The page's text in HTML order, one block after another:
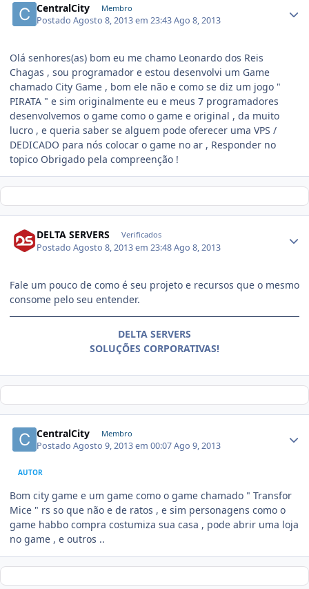
CentralCity Membro
PostadoAgosto 8, 2013 em 23:43Ago 8, 2013
Olá senhores(as) bom eu me chamo Leonardo dos Reis
Chagas , sou programador e estou desenvolvi um Game
chamado City Game , bom ele não e como se diz um jogo "
PIRATA " e sim originalmente eu e meus 7 programadores
desenvolvemos o game como o game e original , da muito
lucro , e queria saber se alguem pode oferecer uma VPS /
DEDICADO para nós colocar o game no ar , Responder no
topico Obrigado pela compreenção !
DELTA SERVERS Verificados
PostadoAgosto 8, 2013 em 23:48Ago 8, 2013
Fale um pouco de como é seu projeto e recursos que o mesmo
consome pelo seu entender.
DELTA SERVERS
SOLUÇÕES CORPORATIVAS!
CentralCity Membro
PostadoAgosto 9, 2013 em 00:07Ago 9, 2013
AUTOR
Bom city game e um game como o game chamado " Transfor
Mice " rs so que não e de ratos , e sim personagens como o
game habbo compra costumiza sua casa , pode abrir uma loja
no game , e outros ..